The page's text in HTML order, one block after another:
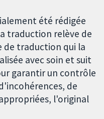
été rédigée
traduction relève de
de traduction qui la
avec soin et suit
garantir un contrôle
de
l'original